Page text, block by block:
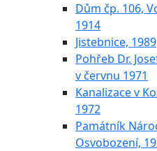
Dům čp. 106,
1914
Jistebnice, 1989
Pohřeb Dr.
v červnu 1971
Kanalizace v
1972
Památník
Osvobození,